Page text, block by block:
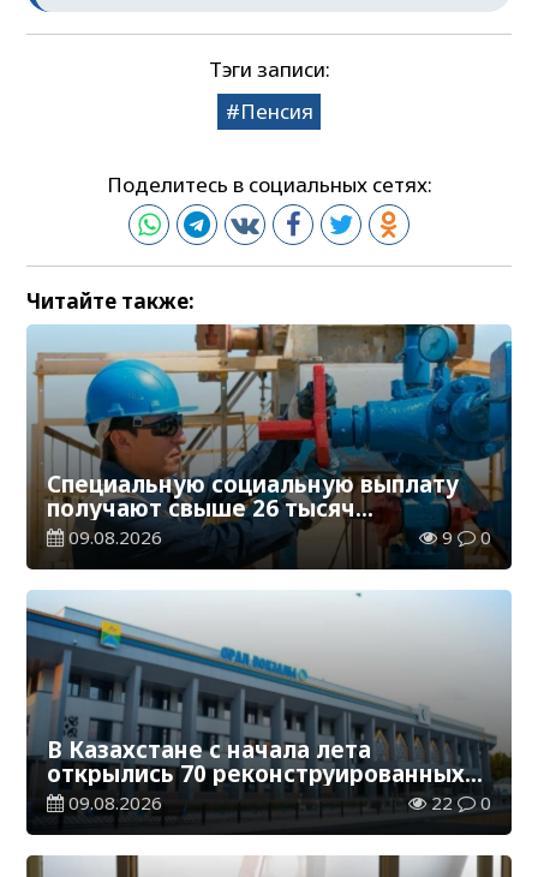
Тэги записи:
Пенсия
Поделитесь в социальных сетях:
Читайте также:
Специальную социальную выплату
получают свыше 26 тысяч
работников, занятых во вредных
условиях труда
09.08.2026 9 0
В Казахстане с начала лета
открылись 70 реконструированных
железнодорожных вокзалов
09.08.2026 22 0